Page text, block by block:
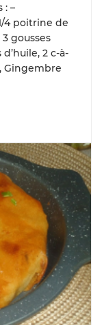
: –
4 poitrine de
gousses
2 c-à-
Gingembre